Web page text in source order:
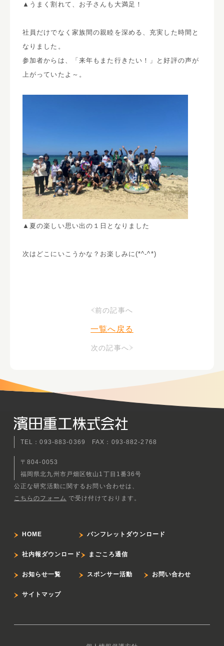
▲うまく割れて、お子さんも大満足！
社員だけでなく家族間の親睦を深める、充実した時間と
なりました。
参加者からは、「来年もまた行きたい！」と好評の声が
上がっていたよ～。
▲夏の楽しい思い出の１日となりました
次はどこにいこうかな？お楽しみに(*^-^*)
前の記事へ
一覧へ戻る
次の記事へ
TEL：093-883-0369 FAX：093-882-2768
〒804-0053
福岡県北九州市戸畑区牧山1丁目1番36号
公正な研究活動に関するお問い合わせは、
こちらのフォーム で受け付けております。
HOME パンフレットダウンロード
社内報ダウンロード まごころ通信
お知らせ一覧 スポンサー活動 お問い合わせ
サイトマップ